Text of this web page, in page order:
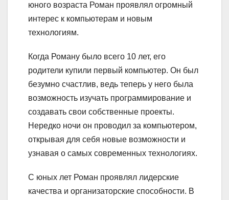
юного возраста Роман проявлял огромный
интерес к компьютерам и новым
технологиям.
Когда Роману было всего 10 лет, его
родители купили первый компьютер. Он был
безумно счастлив, ведь теперь у него была
возможность изучать программирование и
создавать свои собственные проекты.
Нередко ночи он проводил за компьютером,
открывая для себя новые возможности и
узнавая о самых современных технологиях.
С юных лет Роман проявлял лидерские
качества и организаторские способности. В